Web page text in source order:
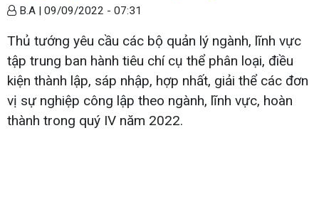
B.A | 09/09/2022 - 07:31
Thủ tướng yêu cầu các bộ quản lý ngành, lĩnh vực
tập trung ban hành tiêu chí cụ thể phân loại, điều
kiện thành lập, sáp nhập, hợp nhất, giải thể các đơn
vị sự nghiệp công lập theo ngành, lĩnh vực, hoàn
thành trong quý IV năm 2022.